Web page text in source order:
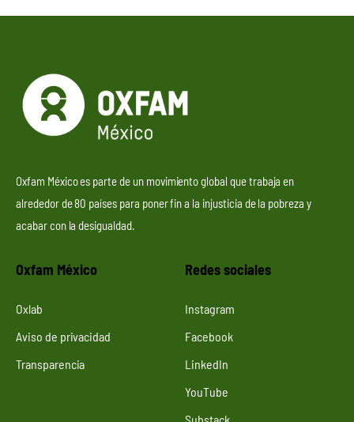
Oxfam México es parte de un movimiento global que trabaja en
alrededor de 80 países para poner fin a la injusticia de la pobreza y
acabar con la desigualdad.
Oxfam México
Oxlab
Aviso de privacidad
Transparencia
Redes sociales
Instagram
Facebook
LinkedIn
YouTube
Substack